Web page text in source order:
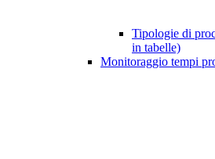
Tipologie di
in tabelle)
Monitoraggio tempi